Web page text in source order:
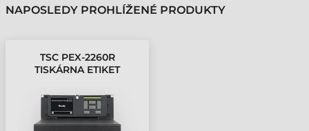
NAPOSLEDY PROHLÍŽENÉ PRODUKTY
TSC PEX-2260R
TISKÁRNA ETIKET